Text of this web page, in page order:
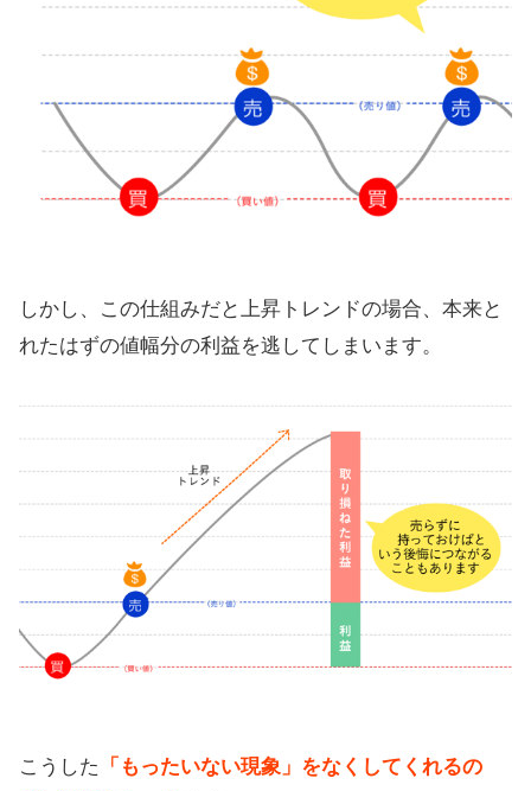
しかし、この仕組みだと上昇トレンドの場合、本来と
れたはずの値幅分の利益を逃してしまいます。
こうした
「もったいない現象」をなくしてくれるの